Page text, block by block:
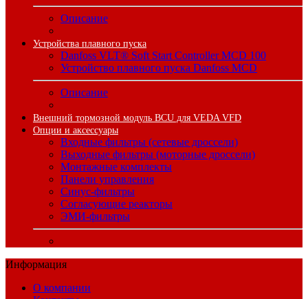
Описание
Устройства плавного пуска
Danfoss VLT® Soft Start Controller MCD 100
Устройство плавного пуска Danfoss MCD
Описание
Внешний тормозной модуль BCU для VEDA VFD
Опции и аксессуары
Входные фильтры (сетевые дроссели)
Выходные фильтры (моторные дроссели)
Монтажные комплекты
Панели управления
Синус-фильтры
Согласующие реакторы
ЭМИ-фильтры
Информация
О компании